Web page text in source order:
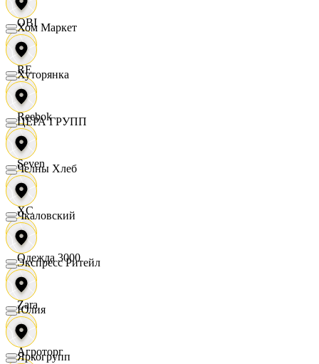
OBI
RE
Reebok
Seven
XC
Одежда 3000
Zara
Агроторг
Хом Маркет
Хуторянка
ЦЕРА ГРУПП
Челны Хлеб
Чкаловский
Экспресс Ритейл
Юлия
Яркогрупп